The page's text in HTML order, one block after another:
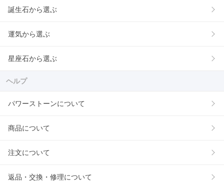
誕生石から選ぶ
運気から選ぶ
星座石から選ぶ
ヘルプ
パワーストーンについて
商品について
注文について
返品・交換・修理について